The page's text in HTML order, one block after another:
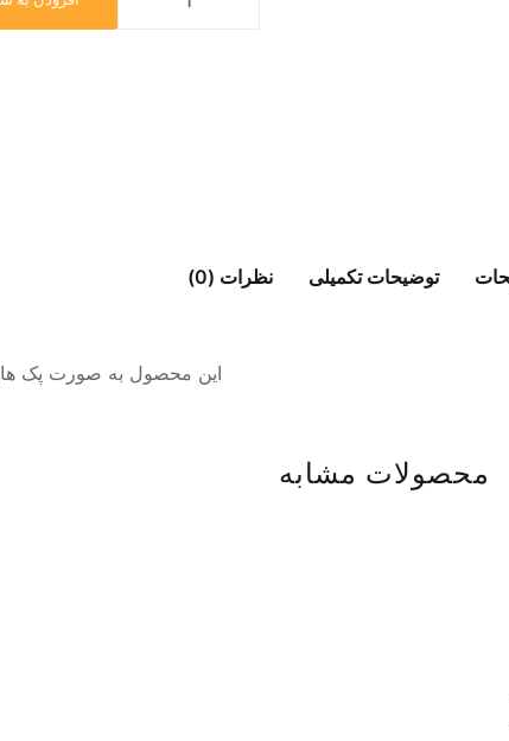
توضیحات تکمیلی نظرات (0)
این محصول به صورت پک
محصولات مشابه